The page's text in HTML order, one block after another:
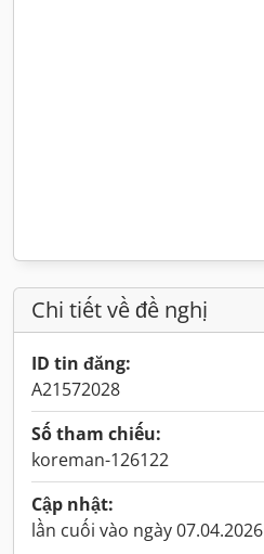
Chi tiết về đề nghị
ID tin đăng:
A21572028
Số tham chiếu:
koreman-126122
Cập nhật:
lần cuối vào ngày 07.04.2026